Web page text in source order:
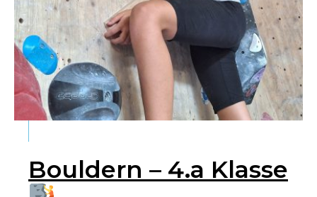
Bouldern – 4.a Klasse